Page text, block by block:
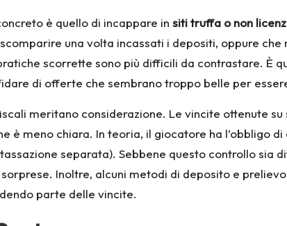
è quello di incappare in siti truffa o non
una volta incassati i depositi, oppure
scorrette sono più difficili da contrastare. È
di offerte che sembrano troppo belle per
meritano considerazione. Le vincite ottenute
è meno chiara. In teoria, il giocatore ha l’obbligo
separata). Sebbene questo controllo sia
Inoltre, alcuni metodi di deposito e
parte delle vincite.